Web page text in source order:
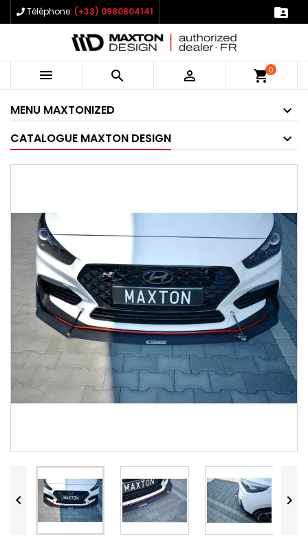
Téléphone: (+33) 0980804141 
   shopping_cart0
MENU MAXTONIZED
CATALOGUE MAXTON DESIGN
 